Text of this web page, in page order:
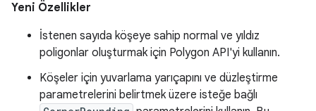
Yeni Özellikler
İstenen sayıda köşeye sahip normal ve yıldız
poligonlar oluşturmak için Polygon API'yi kullanın.
Köşeler için yuvarlama yarıçapını ve düzleştirme
parametrelerini belirtmek üzere isteğe bağlı